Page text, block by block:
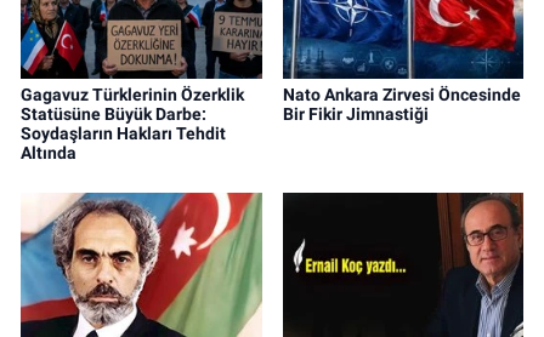
Gagavuz Türklerinin Özerklik
Statüsüne Büyük Darbe:
Soydaşların Hakları Tehdit
Altında
Nato Ankara Zirvesi Öncesinde
Bir Fikir Jimnastiği